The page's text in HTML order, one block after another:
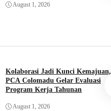
August 1, 2026
Kolaborasi Jadi Kunci Kemajuan,
PCA Colomadu Gelar Evaluasi
Program Kerja Tahunan
August 1, 2026